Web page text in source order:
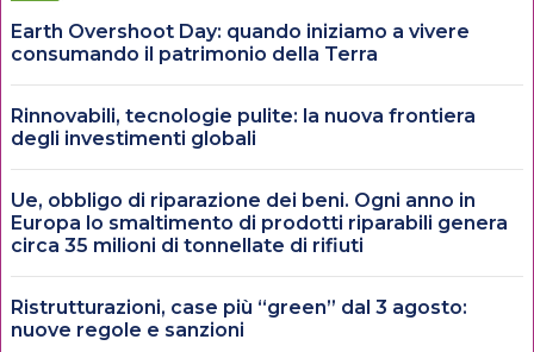
Earth Overshoot Day: quando iniziamo a vivere
consumando il patrimonio della Terra
Rinnovabili, tecnologie pulite: la nuova frontiera
degli investimenti globali
Ue, obbligo di riparazione dei beni. Ogni anno in
Europa lo smaltimento di prodotti riparabili genera
circa 35 milioni di tonnellate di rifiuti
Ristrutturazioni, case più “green” dal 3 agosto:
nuove regole e sanzioni